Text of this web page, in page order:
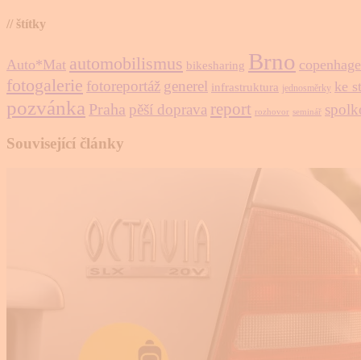
// štítky
Auto*Mat automobilismus bikesharing Brno
fotogalerie fotoreportáž generel infrastruktura jednosměrky ke
pozvánka Praha pěší doprava report rozhovor seminář
Související články